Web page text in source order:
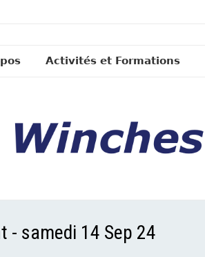
Activités et Formations
- samedi 14 Sep 24